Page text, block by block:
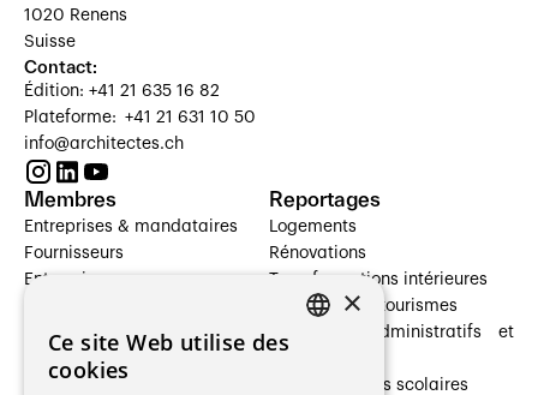
1020 Renens
Suisse
Contact:
Édition: +41 21 635 16 82
Plateforme: +41 21 631 10 50
info@architectes.ch
Membres
Entreprises & mandataires
Fournisseurs
Entreprises
Architectes paysagistes
Architectes d'intérieur
Reportages
Logements
Rénovations
Transformations intérieures
Hôtelleries et tourismes
Bâtiments administratifs et
Établissements scolaires
×
Ce site Web utilise des
cookies